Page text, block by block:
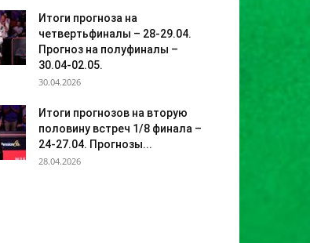
Итоги прогноза на
четвертьфиналы – 28-29.04.
Прогноз на полуфиналы –
30.04-02.05.
30.04.2026
Итоги прогнозов на вторую
половину встреч 1/8 финала –
24-27.04. Прогнозы...
28.04.2026